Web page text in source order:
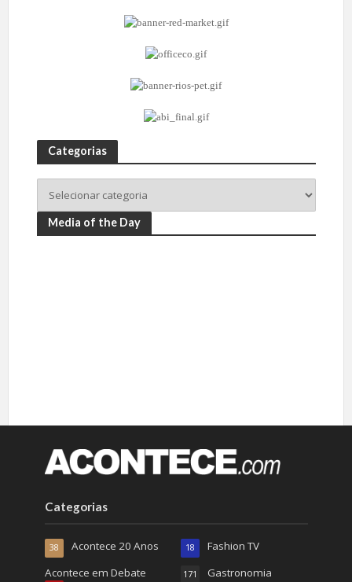
Categorias
Media of the Day
Categorias
Acontece 20 Anos
38
Acontece em Debate
Fashion TV
18
Gastronomia
171